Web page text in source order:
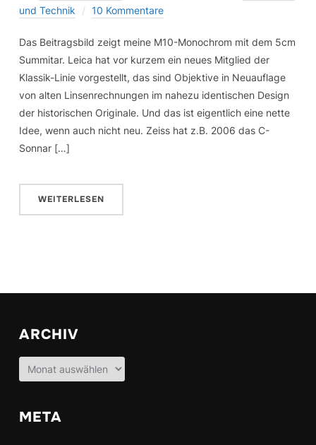
und Technik
10 Kommentare
Das Beitragsbild zeigt meine M10-Monochrom mit dem 5cm
Summitar. Leica hat vor kurzem ein neues Mitglied der
Klassik-Linie vorgestellt, das sind Objektive in Neuauflage
von alten Linsenrechnungen im nahezu identischen Design
der historischen Originale. Und das ist eigentlich eine nette
Idee, wenn auch nicht neu. Zeiss hat z.B. 2006 das C-
Sonnar […]
WEITERLESEN
ARCHIV
Archiv
META